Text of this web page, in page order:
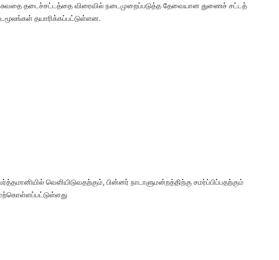
பசுவதை தடைச்சட்டத்தை விரைவில் நடைமுறைப்படுத்த தேவையான துணைச் சட்டத்
தயாரிக்கப்பட்டுள்ளன.
வெளியிடுவதற்கும், பின்னர் நாடாளுமன்றத்திற்கு சமர்ப்பிப்பதற்கும்